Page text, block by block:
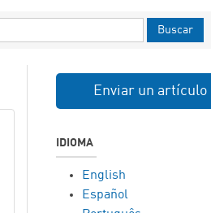
Buscar
Enviar un artículo
IDIOMA
English
Español